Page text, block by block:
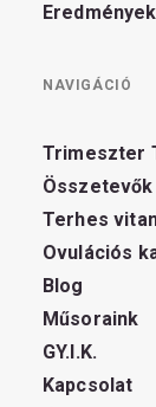
Eredmények
NAVIGÁCIÓ
Trimeszter
Összetevők
Terhes
Ovulációs
Blog
Műsoraink
GY.I.K.
Kapcsolat